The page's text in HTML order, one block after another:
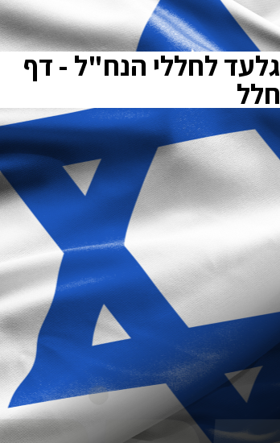
גלעד לחללי הנח"ל - דף
חלל